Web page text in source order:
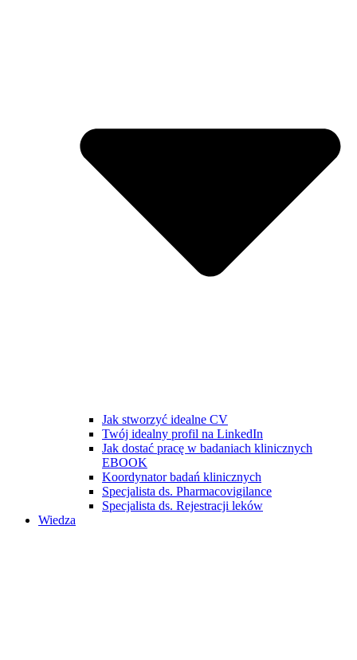
Jak stworzyć idealne CV
Twój idealny profil na LinkedIn
Jak dostać pracę w badaniach klinicznych
EBOOK
Koordynator badań klinicznych
Specjalista ds. Pharmacovigilance
Specjalista ds. Rejestracji leków
Wiedza